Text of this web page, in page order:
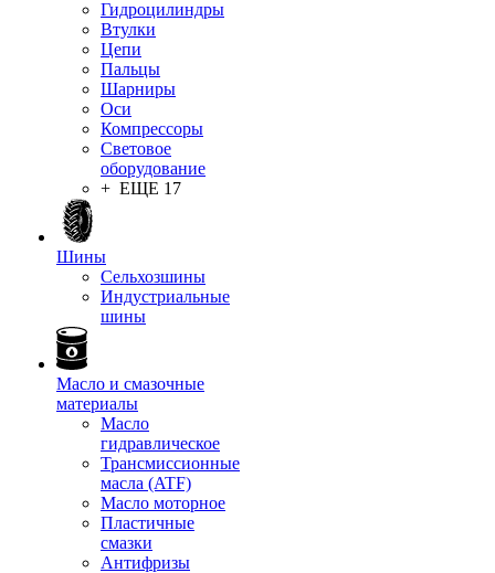
Гидроцилиндры
Втулки
Цепи
Пальцы
Шарниры
Оси
Компрессоры
Световое
оборудование
+ ЕЩЕ 17
Шины
Сельхозшины
Индустриальные
шины
Масло и смазочные
материалы
Масло
гидравлическое
Трансмиссионные
масла (ATF)
Масло моторное
Пластичные
смазки
Антифризы